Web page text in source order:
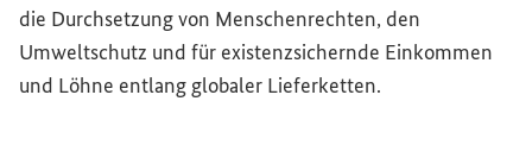
die Durchsetzung von Menschenrechten, den
Umweltschutz und für existenzsichernde Einkommen
und Löhne entlang globaler Lieferketten.